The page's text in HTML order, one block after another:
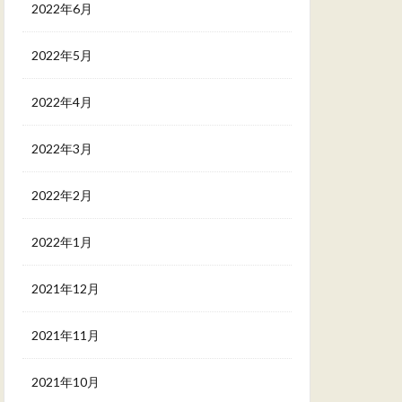
2022年6月
2022年5月
2022年4月
2022年3月
2022年2月
2022年1月
2021年12月
2021年11月
2021年10月